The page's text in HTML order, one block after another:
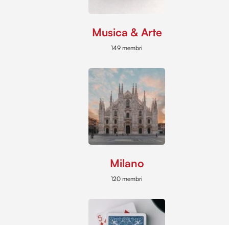
Musica & Arte
149 membri
Milano
120 membri